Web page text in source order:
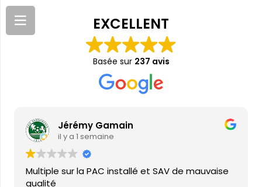
EXCELLENT
Basée sur 237 avis
Jérémy Gamain
il y a 1 semaine
Multiple sur la PAC installé et SAV de mauvaise
qualité